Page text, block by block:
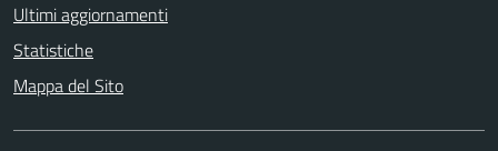
Ultimi aggiornamenti
Statistiche
Mappa del Sito